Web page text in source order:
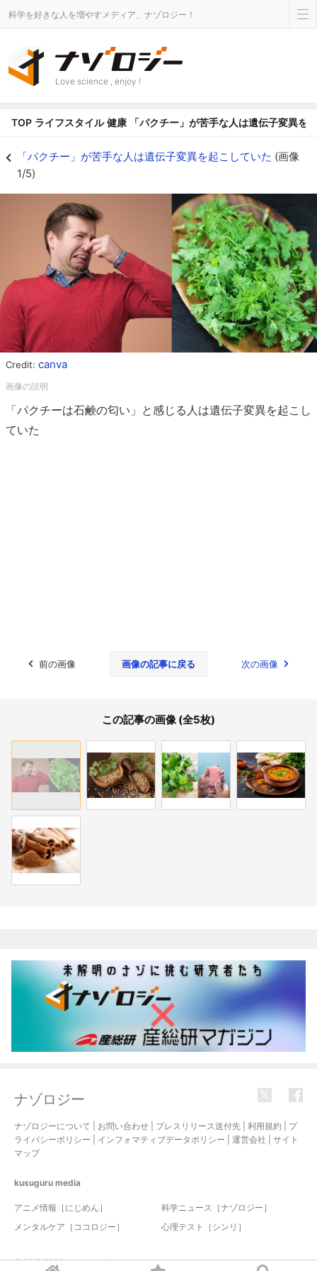
科学を好きな人を増やすメディア、ナゾロジー！
Love science , enjoy !
TOP ライフスタイル 健康 「パクチー」が苦手な人は遺伝子変異を
「パクチー」が苦手な人は遺伝子変異を起こしていた (画像
1/5)
Credit: canva
「パクチーは石鹸の匂い」と感じる人は遺伝子変異を起こし
ていた
前の画像 画像の記事に戻る 次の画像
この記事の画像 (全5枚)
ナゾロジー
ナゾロジーについて お問い合わせ プレスリリース送付先 利用規約
プ
ライバシーポリシー
インフォマティブデータポリシー 運営会社
サイト
マップ
kusuguru media
アニメ情報［にじめん］
科学ニュース［ナゾロジー］
メンタルケア［ココロジー］
心理テスト［シンリ］
© 2017-2026 nazology. all rights reserved.